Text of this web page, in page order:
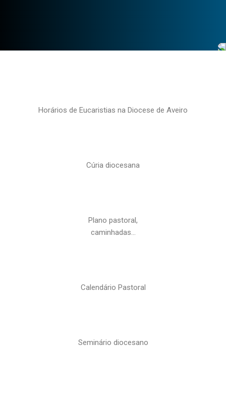
Horários de Eucaristias na Diocese de Aveiro
Cúria diocesana
Plano pastoral,
caminhadas…
Calendário Pastoral
Seminário diocesano